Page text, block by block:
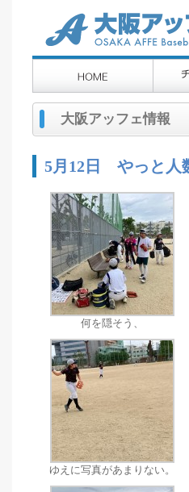
大阪アッフェ情報
5月12日 やっと人
何を隠そう、
ゆえに写真があまりない。